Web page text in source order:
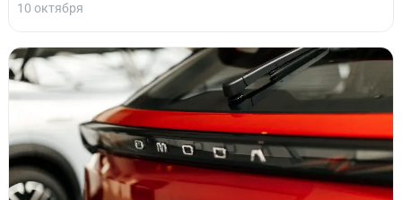
10 октября